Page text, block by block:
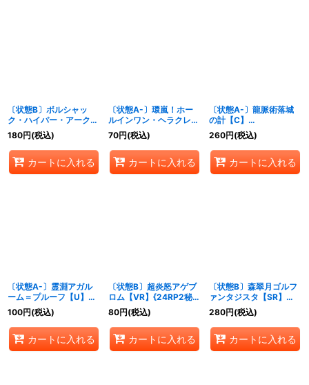
〔状態B〕ボルシャッ
ク・ハイパー・アークゼ
オス【R】{24RP2秘15/
秘21}《火》
180円(税込)
カートに入れる
〔状態A-〕環嵐！ホー
ルインワン・ヘラクレス
【SR】
{24RP2TR8/TR11}《自
然》
70円(税込)
カートに入れる
〔状態A-〕龍脈術落城
の計【C】
{24RP2TD3/TD3}
《水》
260円(税込)
カートに入れる
〔状態A-〕霊淵アガル
ーム＝プルーフ【U】
{24RP241/75}《闇》
100円(税込)
カートに入れる
〔状態B〕超炎怒アゲブ
ロム【VR】{24RP2秘
11/秘21}《多》
80円(税込)
カートに入れる
〔状態B〕森翠月ゴルフ
ァンタジスタ【SR】
{24RP2秘6/秘21}《自
然》
280円(税込)
カートに入れる